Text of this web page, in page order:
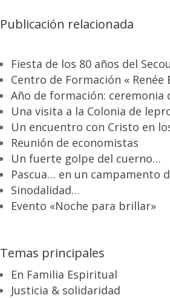
Publicación relacionada
Fiesta de los 80 años del
Centro de Formación « Renée
Año de formación: ceremonia
Una visita a la Colonia de
Un encuentro con Cristo en
Reunión de economistas
Un fuerte golpe del cuerno…
Pascua… en un campamento
Sinodalidad…
Evento «Noche para brillar»
Temas principales
En Familia Espiritual
Justicia & solidaridad